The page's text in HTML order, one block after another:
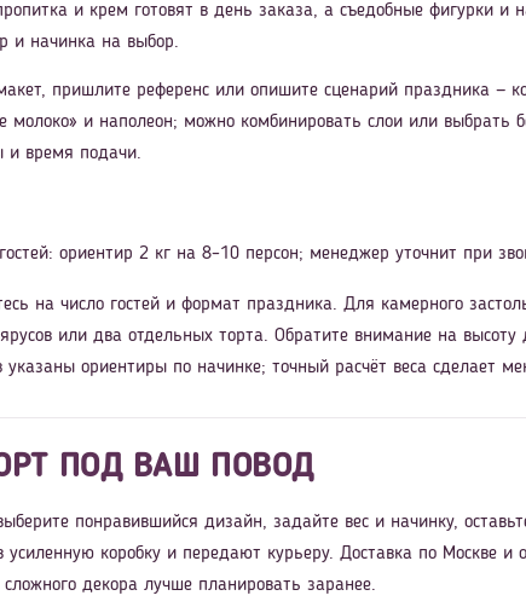
и крем готовят в день заказа, а съедобные фигурки
и начинка на выбор.
пришлите референс или опишите сценарий праздника —
молоко» и наполеон; можно комбинировать слои или выбрать
и время подачи.
ориентир 2 кг на 8–10 персон; менеджер уточнит при
на число гостей и формат праздника. Для камерного
или два отдельных торта. Обратите внимание на
указаны ориентиры по начинке; точный расчёт веса сделает
ПОД ВАШ ПОВОД
понравившийся дизайн, задайте вес и начинку,
коробку и передают курьеру. Доставка по Москве
декора лучше планировать заранее.